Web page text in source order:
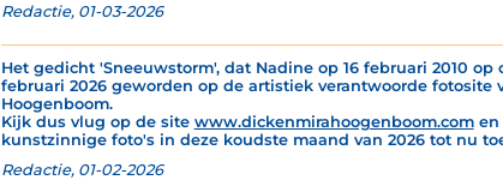
Redactie, 01-03-2026
Het gedicht 'Sneeuwstorm', dat Nadine op 16 februari 2010
februari 2026 geworden op de artistiek verantwoorde fotosite
Hoogenboom.
Kijk dus vlug op de site www.dickenmirahoogenboom.comen
kunstzinnige foto's in deze koudste maand van 2026 tot nu
Redactie, 01-02-2026